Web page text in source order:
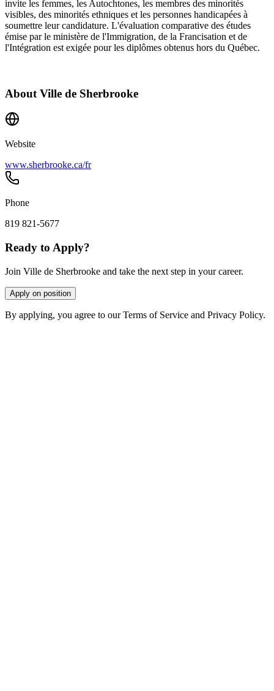
invite les femmes, les Autochtones, les membres des minorités
visibles, des minorités ethniques et les personnes handicapées à
soumettre leur candidature. L'évaluation comparative des études
émise par le ministère de l'Immigration, de la Francisation et de
l'Intégration est exigée pour les diplômes obtenus hors du Québec.
About Ville de Sherbrooke
Website
www.sherbrooke.ca/fr
Phone
819 821-5677
Ready to Apply?
Join Ville de Sherbrooke and take the next step in your career.
Apply on position
By applying, you agree to our Terms of Service and Privacy Policy.